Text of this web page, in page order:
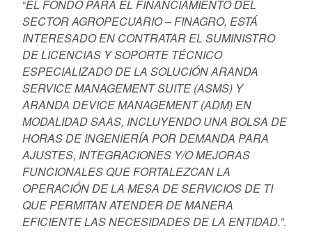
“EL FONDO PARA EL FINANCIAMIENTO DEL
SECTOR AGROPECUARIO – FINAGRO, ESTÁ
INTERESADO EN CONTRATAR EL SUMINISTRO
DE LICENCIAS Y SOPORTE TÉCNICO
ESPECIALIZADO DE LA SOLUCIÓN ARANDA
SERVICE MANAGEMENT SUITE (ASMS) Y
ARANDA DEVICE MANAGEMENT (ADM) EN
MODALIDAD SAAS, INCLUYENDO UNA BOLSA DE
HORAS DE INGENIERÍA POR DEMANDA PARA
AJUSTES, INTEGRACIONES Y/O MEJORAS
FUNCIONALES QUE FORTALEZCAN LA
OPERACIÓN DE LA MESA DE SERVICIOS DE TI
QUE PERMITAN ATENDER DE MANERA
EFICIENTE LAS NECESIDADES DE LA ENTIDAD.”.